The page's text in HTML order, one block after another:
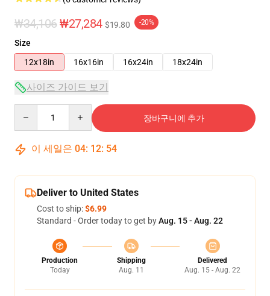
₩34,106₩27,284 $19.80 -20%
Size
12x18in
16x16in 16x24in 18x24in
사이즈 가이드 보기
장바구니에 추가
이 세일은 04: 12: 54
Deliver to United States
Cost to ship:$6.99
Standard - Order today to get byAug. 15 - Aug. 22
Production
Today
Shipping
Aug. 11
Delivered
Aug. 15 - Aug. 22